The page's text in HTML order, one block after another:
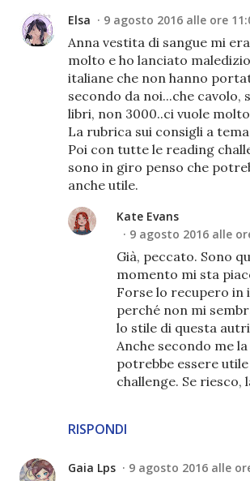
Elsa 9 agosto 2016 alle ore
Anna vestita di sangue mi
molto e ho lanciato
italiane che non hanno
secondo da noi...che cavolo,
libri, non 3000..ci vuole
La rubrica sui consigli a
Poi con tutte le reading
sono in giro penso che
anche utile.
RISPONDI
Kate Evans
9 agosto 2016 alle
Già, peccato. Sono
momento mi sta
Forse lo recupero in
perché non mi
lo stile di questa
Anche secondo me
potrebbe essere
challenge. Se riesco,
Gaia Lps 9 agosto 2016 alle